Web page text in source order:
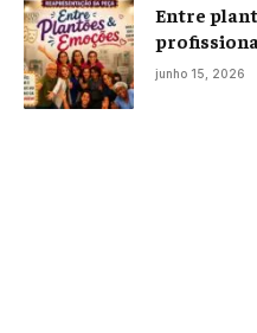
Entre
histórias
junho 15, 2026